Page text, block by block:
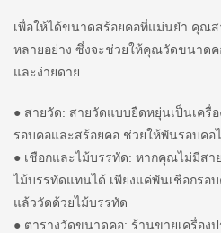
เพื่อให้ได้ขนาดสร้อยคอที่แม่นยำ คุณส
หลายอย่าง ซึ่งจะช่วยให้คุณวัดขนาด
และง่ายดาย
● สายวัด: สายวัดแบบยืดหยุ่นเป็นเครื่
รอบคอและสร้อยคอ ช่วยให้พันรอบคอ
● เชือกและไม้บรรทัด: หากคุณไม่มีส
ไม้บรรทัดแทนได้ เพียงแค่พันเชือกรอ
แล้ววัดด้วยไม้บรรทัด
● ตารางวัดขนาดคอ: ร้านขายเครื่อง